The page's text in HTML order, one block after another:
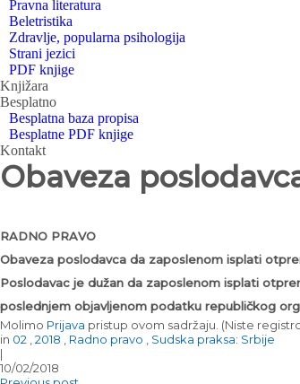
Pravna literatura
Beletristika
Zdravlje, popularna psihologija
Strani jezici
PDF knjige
Knjižara
Besplatno
Besplatna baza propisa
Besplatne PDF knjige
Kontakt
Obaveza
RADNO PRAVO
Obaveza poslodavca da zaposlenom isplati
Poslodavac je dužan da zaposlenom isplati
poslednjem objavljenom podatku republičkog
Molimo Prijava pristup ovom sadržaju. (Niste
in 02 2018 Radno pravo
Sudska praksa: Srbije
|
10/02/2018